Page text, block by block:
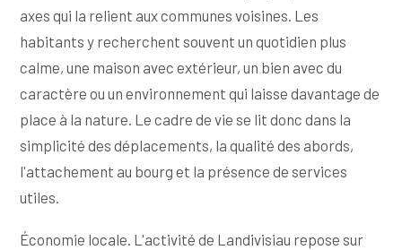
axes qui la relient aux communes voisines. Les
habitants y recherchent souvent un quotidien plus
calme, une maison avec extérieur, un bien avec du
caractère ou un environnement qui laisse davantage de
place à la nature. Le cadre de vie se lit donc dans la
simplicité des déplacements, la qualité des abords,
l'attachement au bourg et la présence de services
utiles.
Économie locale. L'activité de Landivisiau repose sur